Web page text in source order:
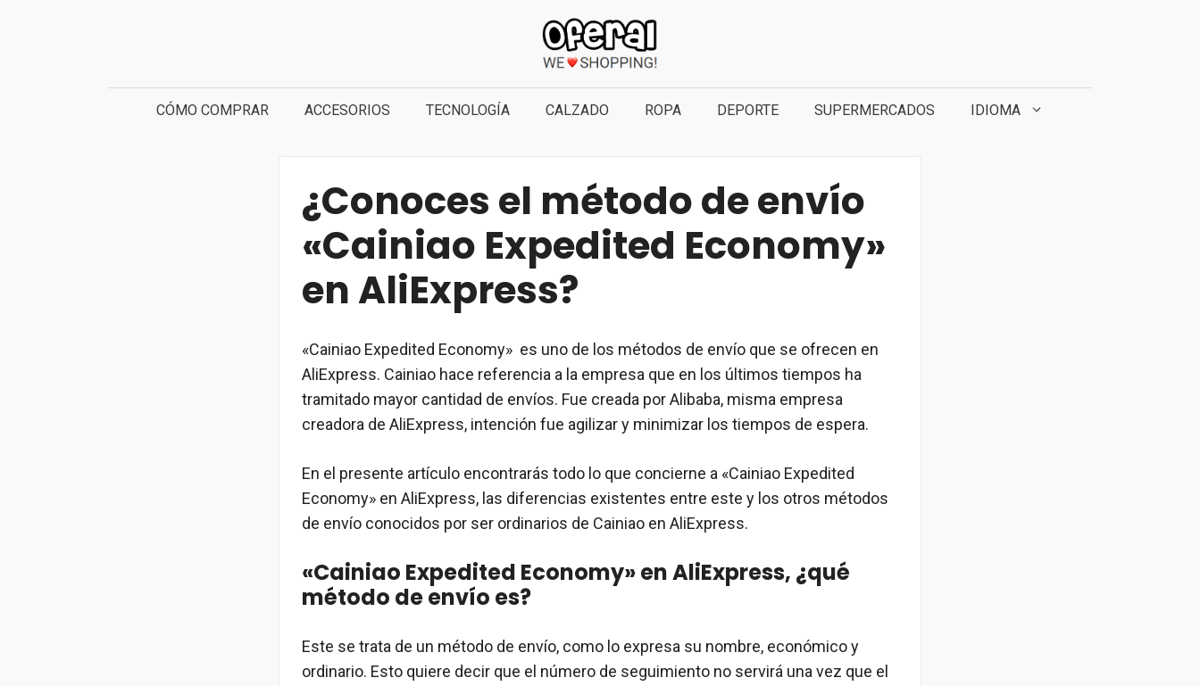
CÓMO COMPRAR ACCESORIOS TECNOLOGÍA CALZADO ROPA DEPORTE SUPERMERCADOS IDIOMA
¿Conoces el método de envío
«Cainiao Expedited Economy»
en AliExpress?
«Cainiao Expedited Economy» es uno de los métodos de envío que se ofrecen en
AliExpress. Cainiao hace referencia a la empresa que en los últimos tiempos ha
tramitado mayor cantidad de envíos. Fue creada por Alibaba, misma empresa
creadora de AliExpress, intención fue agilizar y minimizar los tiempos de espera.
En el presente artículo encontrarás todo lo que concierne a «Cainiao Expedited
Economy» en AliExpress, las diferencias existentes entre este y los otros métodos
de envío conocidos por ser ordinarios de Cainiao en AliExpress.
«Cainiao Expedited Economy» en AliExpress, ¿qué
método de envío es?
Este se trata de un método de envío, como lo expresa su nombre, económico y
ordinario. Esto quiere decir que el número de seguimiento no servirá una vez que el